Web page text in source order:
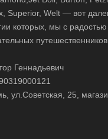
Superior, Welt — вот
которых, мы с
Геннадьевич
ул.Советская, 25,